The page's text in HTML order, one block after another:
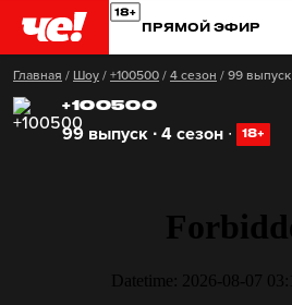
ПРЯМОЙ ЭФИР
Главная / Шоу / +100500 / 4 сезон / 99 выпуск
+100500
99 выпуск ∙ 4 сезон ∙ 18+